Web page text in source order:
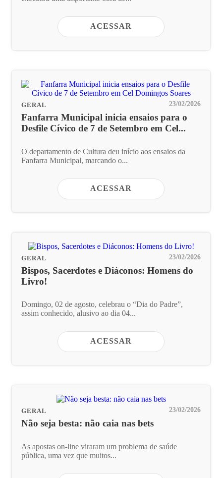
ACESSAR
GERAL 23/02/2026
Fanfarra Municipal inicia ensaios para o
Desfile Cívico de 7 de Setembro em Cel...
O departamento de Cultura deu início aos ensaios da
Fanfarra Municipal, marcando o...
ACESSAR
GERAL 23/02/2026
Bispos, Sacerdotes e Diáconos: Homens do
Livro!
Domingo, 02 de agosto, celebrau o “Dia do Padre”,
assim conhecido, alusivo ao dia 04...
ACESSAR
GERAL 23/02/2026
Não seja besta: não caia nas bets
As apostas on-line viraram um problema de saúde
pública, uma vez que muitos...